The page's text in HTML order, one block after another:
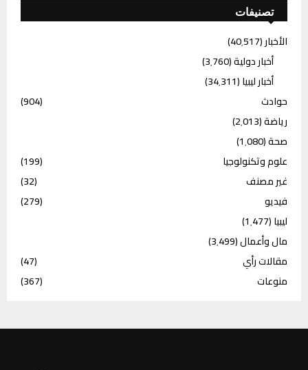
تصنيفات
الأخبار(40٬517)
أخبار دولية(3٬760)
أخبار ليبيا(34٬311)
حوادث
(904)
رياضة(2٬013)
صحة(1٬080)
علوم وتكنولوجيا
(199)
غير مصنف
(32)
فيديو
(279)
ليبيا(1٬477)
مال وأعمال(3٬499)
مقالات رأي
(47)
منوعات
(367)